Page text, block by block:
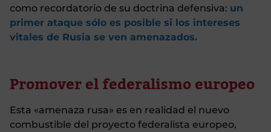
como recordatorio de su doctrina defensiva: un
primer ataque sólo es posible si los intereses
vitales de Rusia se ven amenazados.
Promover el federalismo europeo
Esta «amenaza rusa» es en realidad el nuevo
combustible del proyecto federalista europeo,